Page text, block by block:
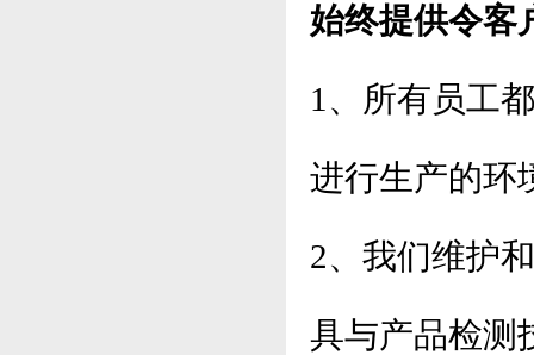
始终提供令客
1、所有员工
进行生产的环
2、我们维护
具与产品检测